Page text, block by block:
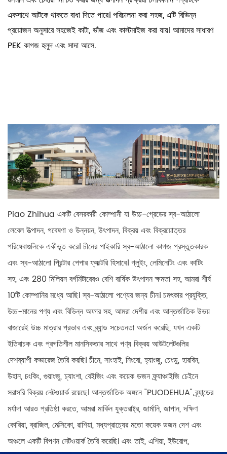
একসাথে আটকে থাকতে বাধা দিতে পারে। পরিচালনা করা সহজ, এটি বিভিন্ন
প্রয়োজন অনুসারে সহজেই কাটা, ভাঁজ এবং কাস্টমাইজ করা যায়। আমাদের সাধারণ
PEK কাগজ হলুদ এবং সাদা আসে.
Piao Zhihua একটি বেসরকারী কোম্পানী যা উচ্চ-গ্রেডের স্ব-আঠালো
লেবেল উত্পাদন, গবেষণা ও উন্নয়ন, উৎপাদন, বিক্রয় এবং বিক্রয়োত্তর
পরিষেবাগুলিকে একীভূত করে। চীনের পাইকারি স্ব-আঠালো কাগজ প্রস্তুতকারক
এবং স্ব-আঠালো প্রিন্টার পেপার ফ্যাক্টরি হিসাবে। গ্লুইং, লেমিনেটিং এবং কাটিং
সহ, এবং 280 মিলিয়ন বর্গমিটারেরও বেশি বার্ষিক উৎপাদন ক্ষমতা সহ, আমরা শীর্ষ
10টি কোম্পানির মধ্যে আছি। স্ব-আঠালো পণ্যের জন্য চীন। চমৎকার প্রযুক্তি,
উচ্চ-মানের পণ্য এবং বিভিন্ন অফার সহ, আমরা দেশীয় এবং আন্তর্জাতিক উভয়
বাজারেই উচ্চ মাত্রার প্রভাব এবং ব্র্যান্ড সচেতনতা অর্জন করেছি, যখন একটি
ইতিবাচক এবং প্রগতিশীল মানসিকতার সাথে পণ্য বিক্রয় আউটলেটগুলির
দেশব্যাপী কভারেজ তৈরি করছি। চীনে, সাংহাই, নিংবো, হ্যাংজু, চেংডু, হারবিন,
উহান, চংকিং, গুয়াংজু, চ্যাংশা, বেইজিং এবং কয়েক ডজন ফ্র্যাঞ্চাইজি চেইনে
সরাসরি বিক্রয় নেটওয়ার্ক রয়েছে। আন্তর্জাতিক অঙ্গনে "PUODEHUA" ব্র্যান্ডের
মর্যাদা আরও প্রতিষ্ঠা করতে, আমরা মার্কিন যুক্তরাষ্ট্র, জার্মানি, জাপান, দক্ষিণ
কোরিয়া, ব্রাজিল, মেক্সিকো, রাশিয়া, মধ্যপ্রাচ্যের মতো কয়েক ডজন দেশ এবং
অঞ্চলে একটি বিপণন নেটওয়ার্ক তৈরি করেছি। এবং তাই, এশিয়া, ইউরোপ,